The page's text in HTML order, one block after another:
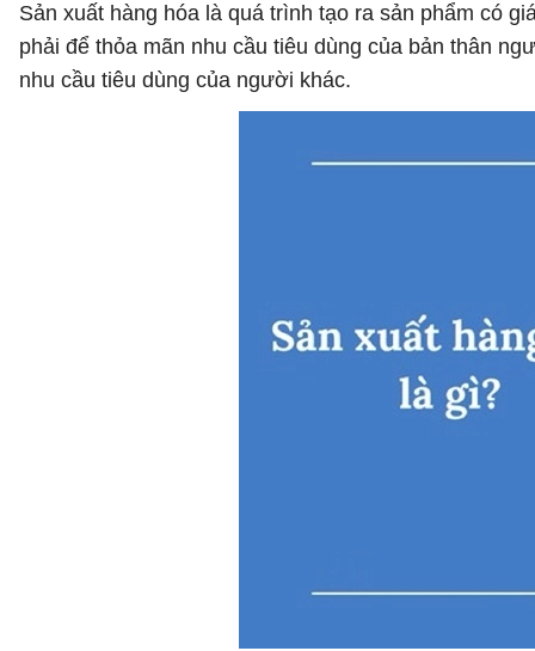
Sản xuất hàng hóa là quá trình tạo ra sản phẩm có
phải để thỏa mãn nhu cầu tiêu dùng của bản thân
nhu cầu tiêu dùng của người khác.